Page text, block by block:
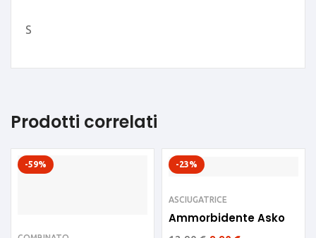
S
Prodotti correlati
-59% -23%
ASCIUGATRICE
Ammorbidente Asko